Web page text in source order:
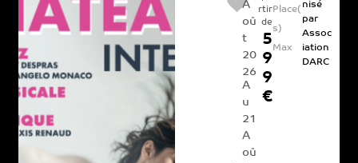
A
oû
t
20
26
A
u
21
A
oû
rtir
de
5
9
9
€
Place(
s)
Max
nisé
par
Assoc
iation
DARC